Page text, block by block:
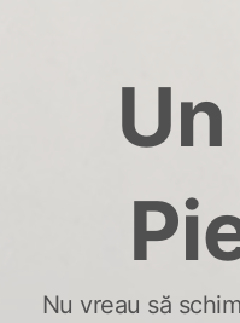
Nu vreau să